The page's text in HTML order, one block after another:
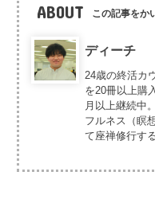
ABOUT この記事をか
ディーチ
24歳の終活カ
を20冊以上購
月以上継続中
フルネス（瞑
て座禅修行す